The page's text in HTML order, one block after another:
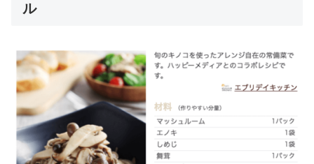
ル